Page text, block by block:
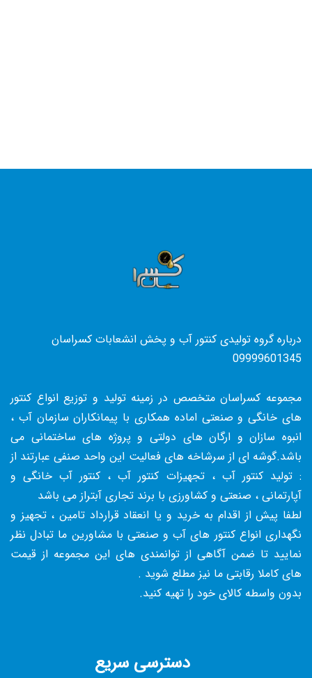
درباره گروه تولیدی کنتور آب و پخش انشعابات کسراسان
09999601345
مجموعه کسراسان متخصص در زمینه تولید و توزیع انواع کنتور
های خانگی و صنعتی اماده همکاری با پیمانکاران سازمان آب ،
انبوه سازان و ارگان های دولتی و پروژه های ساختمانی می
باشد.گوشه ای از سرشاخه های فعالیت این واحد صنفی عبارتند از
: تولید کنتور آب ، تجهیزات کنتور آب ، کنتور آب خانگی و
آپارتمانی ، صنعتی و کشاورزی با برند تجاری آبتراز می باشد
لطفا پیش از اقدام به خرید و یا انعقاد قرارداد تامین ، تجهیز و
نگهداری انواع کنتور های آب و صنعتی با مشاورین ما تبادل نظر
نمایید تا ضمن آگاهی از توانمندی های این مجموعه از قیمت
های کاملا رقابتی ما نیز مطلع شوید .
بدون واسطه کالای خود را تهیه کنید.
دسترسی سریع